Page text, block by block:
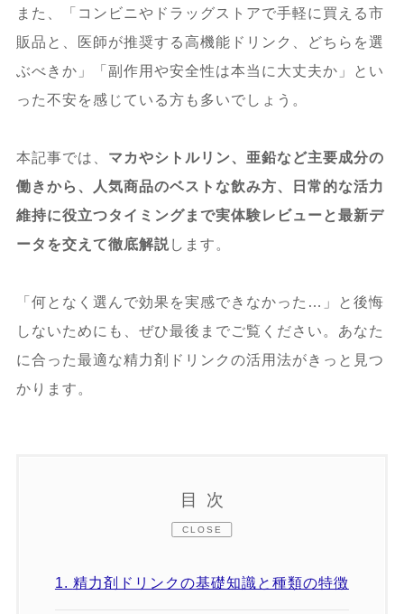
また、「コンビニやドラッグストアで手軽に買える市
販品と、医師が推奨する高機能ドリンク、どちらを選
ぶべきか」「副作用や安全性は本当に大丈夫か」とい
った不安を感じている方も多いでしょう。
本記事では、 マカやシトルリン、亜鉛など主要成分の
働きから、人気商品のベストな飲み方、日常的な活力
維持に役立つタイミングまで実体験レビューと最新デ
ータを交えて徹底解説 します。
「何となく選んで効果を実感できなかった…」と後悔
しないためにも、ぜひ最後までご覧ください。あなた
に合った最適な精力剤ドリンクの活用法がきっと見つ
かります。
目次
CLOSE
1. 精力剤ドリンクの基礎知識と種類の特徴